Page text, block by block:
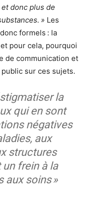
donc plus de
» Les
formels : la
pour cela, pourquoi
de communication et
sur ces sujets.
la
qui en sont
négatives
aux
structures
un frein à la
aux soins »